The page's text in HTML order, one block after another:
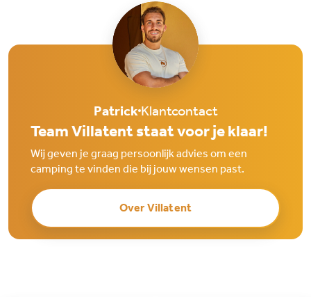
PatrickKlantcontact
Team Villatent staat voor je klaar!
Wij geven je graag persoonlijk advies om een
camping te vinden die bij jouw wensen past.
Over Villatent